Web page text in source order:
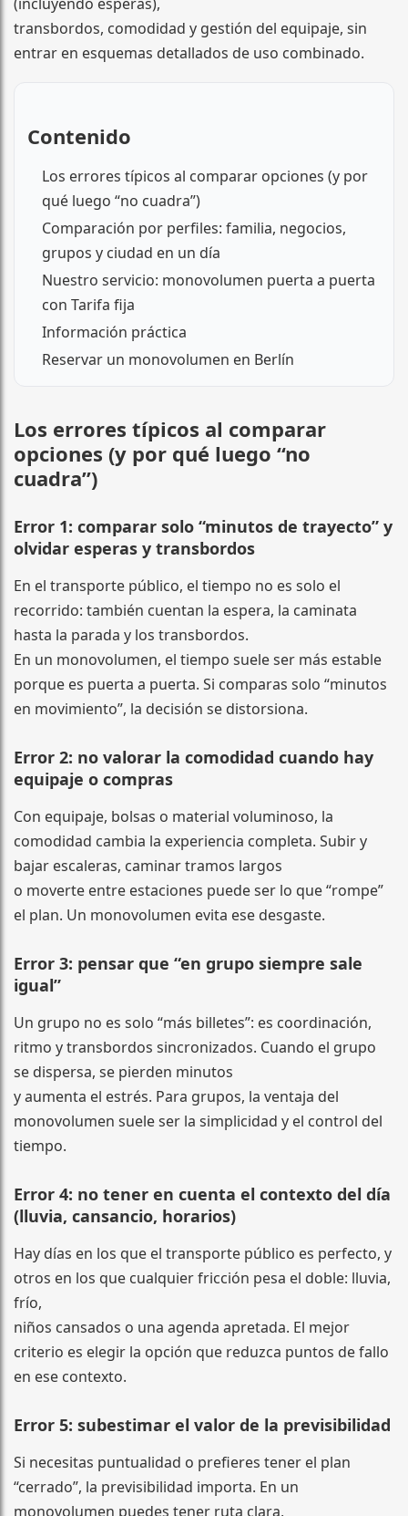
transbordos, comodidad y gestión del equipaje, sin
entrar en esquemas detallados de uso combinado.
Contenido
Los errores típicos al comparar opciones (y por
qué luego “no cuadra”)
Comparación por perfiles: familia, negocios,
grupos y ciudad en un día
Nuestro servicio: monovolumen puerta a puerta
con Tarifa fija
Información práctica
Reservar un monovolumen en Berlín
Los errores típicos al comparar
opciones (y por qué luego “no
cuadra”)
Error 1: comparar solo “minutos de trayecto” y
olvidar esperas y transbordos
En el transporte público, el tiempo no es solo el
recorrido: también cuentan la espera, la caminata
hasta la parada y los transbordos.
En un monovolumen, el tiempo suele ser más estable
porque es puerta a puerta. Si comparas solo “minutos
en movimiento”, la decisión se distorsiona.
Error 2: no valorar la comodidad cuando hay
equipaje o compras
Con equipaje, bolsas o material voluminoso, la
comodidad cambia la experiencia completa. Subir y
bajar escaleras, caminar tramos largos
o moverte entre estaciones puede ser lo que “rompe”
el plan. Un monovolumen evita ese desgaste.
Error 3: pensar que “en grupo siempre sale
igual”
Un grupo no es solo “más billetes”: es coordinación,
ritmo y transbordos sincronizados. Cuando el grupo
se dispersa, se pierden minutos
y aumenta el estrés. Para grupos, la ventaja del
monovolumen suele ser la simplicidad y el control del
tiempo.
Error 4: no tener en cuenta el contexto del día
(lluvia, cansancio, horarios)
Hay días en los que el transporte público es perfecto, y
otros en los que cualquier fricción pesa el doble: lluvia,
frío,
niños cansados o una agenda apretada. El mejor
criterio es elegir la opción que reduzca puntos de fallo
en ese contexto.
Error 5: subestimar el valor de la previsibilidad
Si necesitas puntualidad o prefieres tener el plan
“cerrado”, la previsibilidad importa. En un
monovolumen puedes tener ruta clara,